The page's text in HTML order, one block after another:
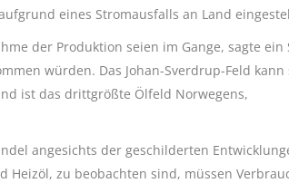
eines Stromausfalls an Land
der Produktion seien im Gange, sagte
würden. Das Johan-Sverdrup-Feld
ist das drittgrößte Ölfeld Norwegens,
angesichts der geschilderten
Heizöl, zu beobachten sind, müssen